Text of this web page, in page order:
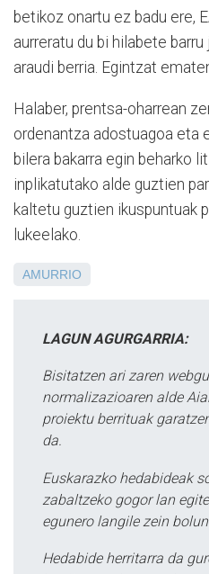
betikoz onartu ez badu ere,
aurreratu du bi hilabete
araudi berria. Egintzat
Halaber, prentsa-oharrean
ordenantza adostuagoa eta
bilera bakarra egin beharko
inplikatutako alde guztien
kaltetu guztien ikuspuntuak
lukeelako.
AMURRIO
LAGUN AGURGARRIA:
Bisitatzen ari zaren
normalizazioaren alde
proiektu berrituak
da.
Euskarazko hedabideak
zabaltzeko gogor lan
egunero langile zein
Hedabide herritarra da